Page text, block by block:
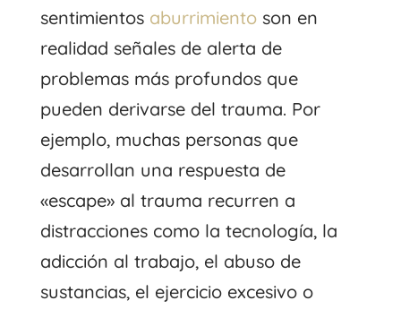
sentimientos aburrimientoson en
realidad señales de alerta de
problemas más profundos que
pueden derivarse del trauma. Por
ejemplo, muchas personas que
desarrollan una respuesta de
«escape» al trauma recurren a
distracciones como la tecnología, la
adicción al trabajo, el abuso de
sustancias, el ejercicio excesivo o